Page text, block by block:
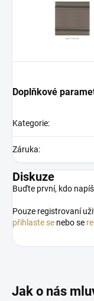
Doplňkové
Kategorie:
Záruka:
Diskuze
Buďte první, kdo
Pouze registrovaní
přihlaste se nebo se